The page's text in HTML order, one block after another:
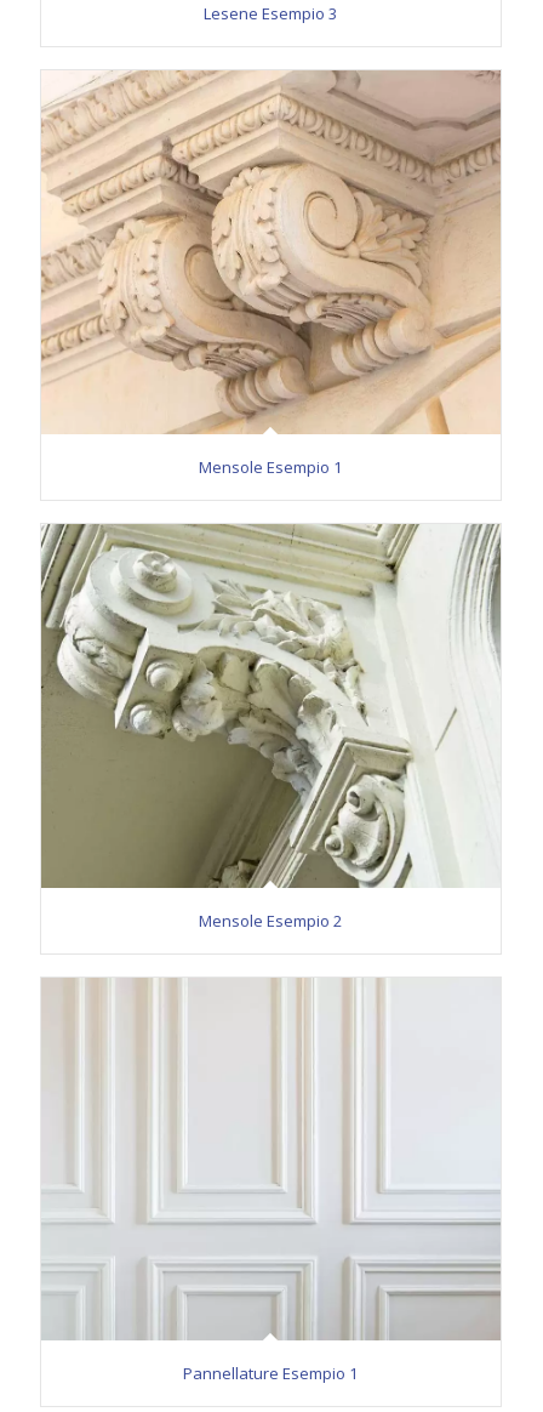
Lesene Esempio 3
Mensole Esempio 1
Mensole Esempio 2
Pannellature Esempio 1